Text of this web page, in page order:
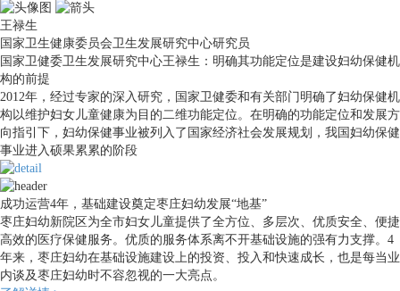
王禄生
国家卫生健康委员会卫生发展研究中心研究员
国家卫健委卫生发展研究中心王禄生：明确其功能定位是建设妇幼保健机
构的前提
2012年，经过专家的深入研究，国家卫健委和有关部门明确了妇幼保健机
构以维护妇女儿童健康为目的二维功能定位。在明确的功能定位和发展方
向指引下，妇幼保健事业被列入了国家经济社会发展规划，我国妇幼保健
事业进入硕果累累的阶段
成功运营4年，基础建设奠定枣庄妇幼发展“地基”
枣庄妇幼新院区为全市妇女儿童提供了全方位、多层次、优质安全、便捷
高效的医疗保健服务。优质的服务体系离不开基础设施的强有力支撑。4
年来，枣庄妇幼在基础设施建设上的投资、投入和快速成长，也是每当业
内谈及枣庄妇幼时不容忽视的一大亮点。